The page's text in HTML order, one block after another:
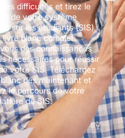
les difficultés et tirez le
de votre système
sur les étudiants (SIS)
livre blanc complet.
vous des connaissances
nécessaires pour réussir
de votre SIS. Téléchargez
blanc dès maintenant et
le parcours de votre
de SIS.